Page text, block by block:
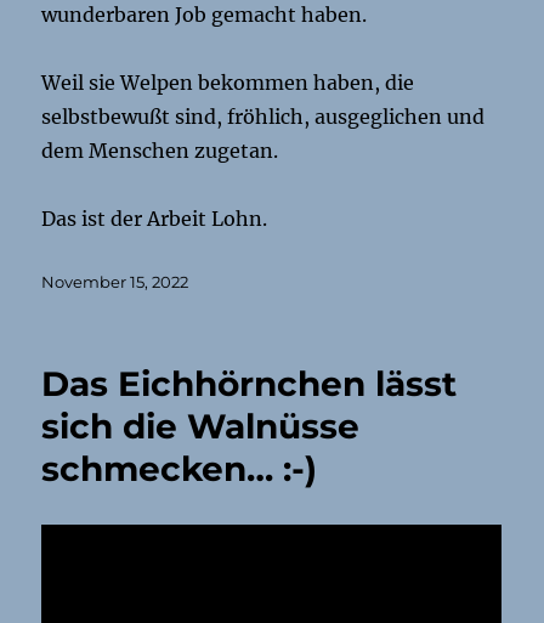
wunderbaren Job gemacht haben.
Weil sie Welpen bekommen haben, die
selbstbewußt sind, fröhlich, ausgeglichen und
dem Menschen zugetan.
Das ist der Arbeit Lohn.
Veröffentlicht
November 15, 2022
Das Eichhörnchen lässt
sich die Walnüsse
schmecken… :-)